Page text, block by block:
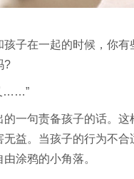
子在一起的时候，你
?
……”
的一句责备孩子的话。
益。当孩子的行为不
涂鸦的小角落。